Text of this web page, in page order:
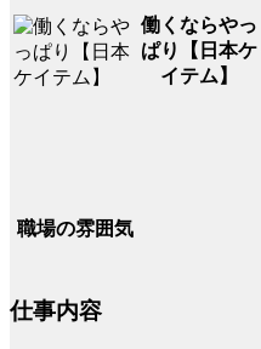
働くならやっ
ぱり【日本ケ
イテム】
職場の雰囲気
仕事内容